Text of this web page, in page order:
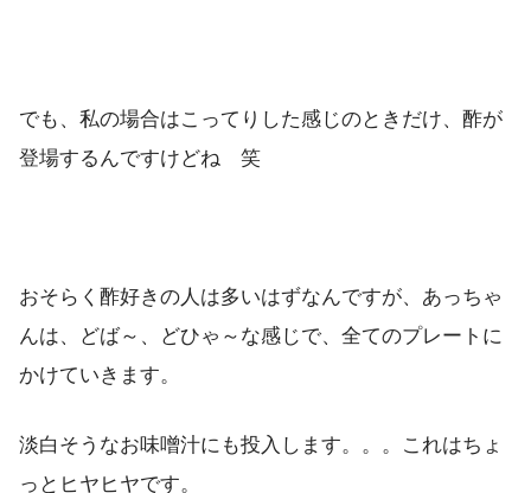
でも、私の場合はこってりした感じのときだけ、酢が
登場するんですけどね 笑
おそらく酢好きの人は多いはずなんですが、あっちゃ
んは、どば～、どひゃ～な感じで、全てのプレートに
かけていきます。
淡白そうなお味噌汁にも投入します。。。これはちょ
っとヒヤヒヤです。